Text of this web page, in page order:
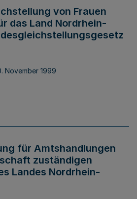
von Frauen
das Land Nordrhein-
November 1999
für Amtshandlungen
zuständigen
Landes Nordrhein-